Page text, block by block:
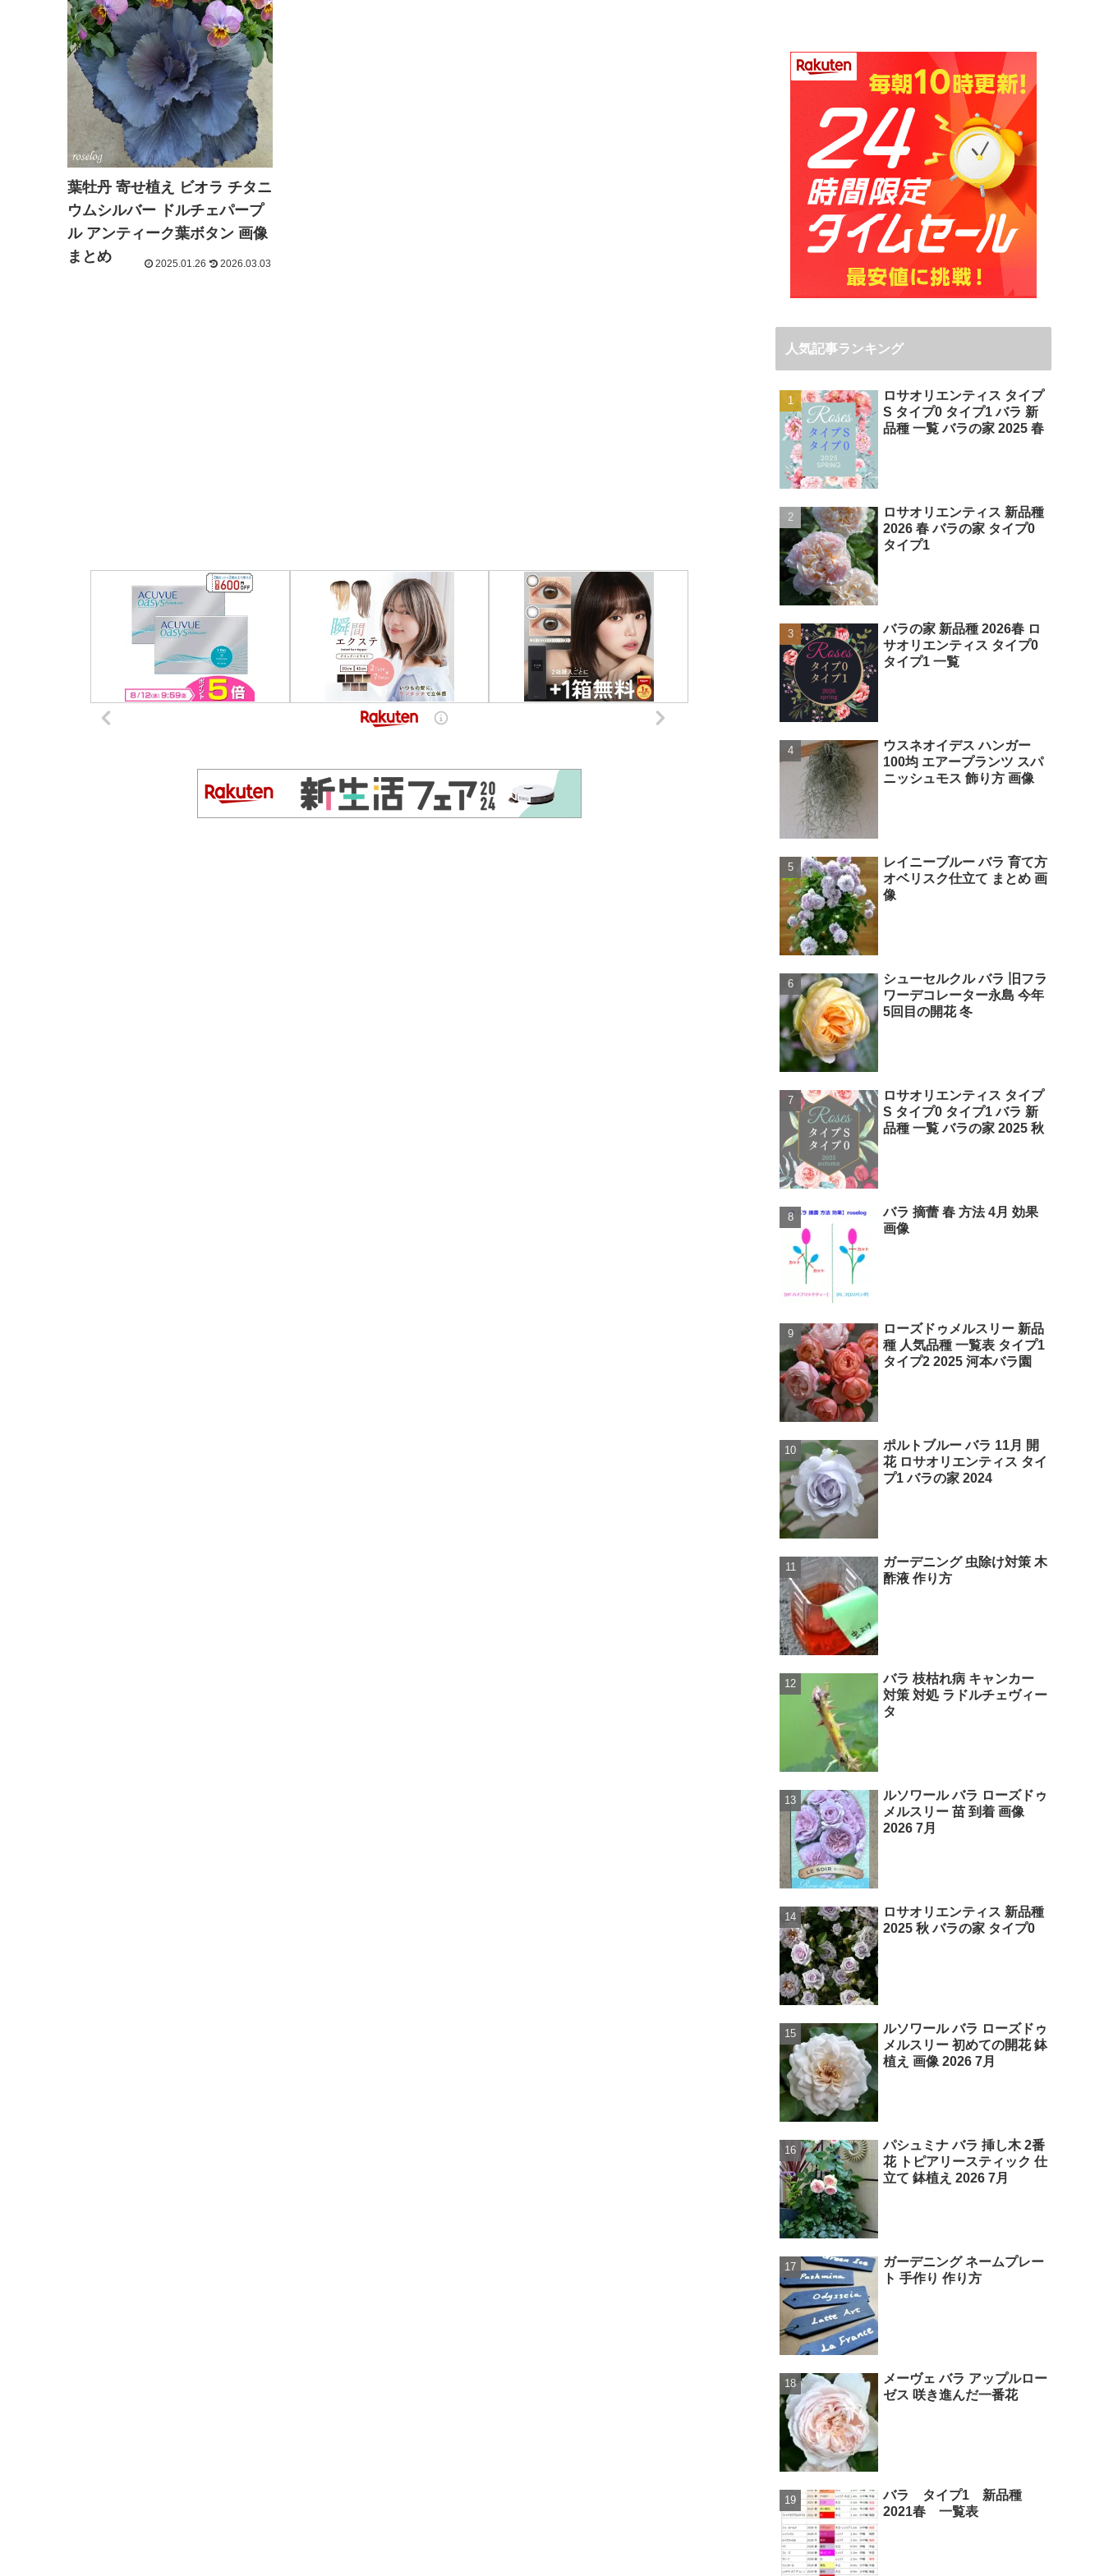
葉牡丹 寄せ植え ビオラ チタニ
ウムシルバー ドルチェパープ
ル アンティーク葉ボタン 画像
まとめ
2025.01.26 2026.03.03
人気記事ランキング
ロサオリエンティス タイプ
S タイプ0 タイプ1 バラ 新
品種 一覧 バラの家 2025 春
ロサオリエンティス 新品種
2026 春 バラの家 タイプ0
タイプ1
バラの家 新品種 2026春 ロ
サオリエンティス タイプ0
タイプ1 一覧
ウスネオイデス ハンガー
100均 エアープランツ スパ
ニッシュモス 飾り方 画像
レイニーブルー バラ 育て方
オベリスク仕立て まとめ 画
像
シューセルクル バラ 旧フラ
ワーデコレーター永島 今年
5回目の開花 冬
ロサオリエンティス タイプ
S タイプ0 タイプ1 バラ 新
品種 一覧 バラの家 2025 秋
バラ 摘蕾 春 方法 4月 効果
画像
ローズドゥメルスリー 新品
種 人気品種 一覧表 タイプ1
タイプ2 2025 河本バラ園
ポルトブルー バラ 11月 開
花 ロサオリエンティス タイ
プ1 バラの家 2024
ガーデニング 虫除け対策 木
酢液 作り方
バラ 枝枯れ病 キャンカー
対策 対処 ラドルチェヴィー
タ
ルソワール バラ ローズドゥ
メルスリー 苗 到着 画像
2026 7月
ロサオリエンティス 新品種
2025 秋 バラの家 タイプ0
ルソワール バラ ローズドゥ
メルスリー 初めての開花 鉢
植え 画像 2026 7月
パシュミナ バラ 挿し木 2番
花 トピアリースティック 仕
立て 鉢植え 2026 7月
ガーデニング ネームプレー
ト 手作り 作り方
メーヴェ バラ アップルロー
ゼス 咲き進んだ一番花
バラ タイプ1 新品種
2021春 一覧表